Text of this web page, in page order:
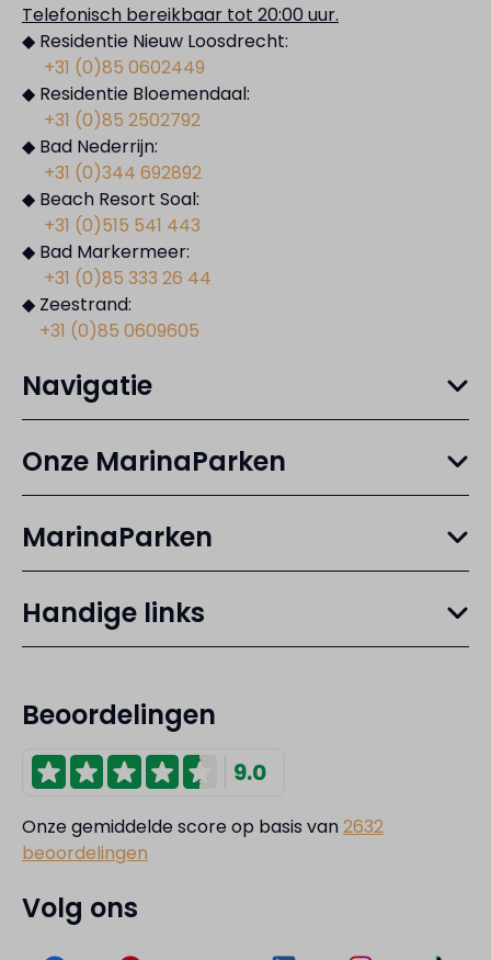
Telefonisch bereikbaar tot 20:00 uur.
◆ Residentie Nieuw Loosdrecht:
+31 (0)85 0602449
◆ Residentie Bloemendaal:
+31 (0)85 2502792
◆ Bad Nederrijn:
+31 (0)344 692892
◆ Beach Resort Soal:
+31 (0)515 541 443
◆ Bad Markermeer:
+31 (0)85 333 26 44
◆ Zeestrand:
+31 (0)85 0609605
Navigatie
Onze MarinaParken
MarinaParken
Handige links
Beoordelingen
9.0
Onze gemiddelde score op basis van2632
beoordelingen
Volg ons